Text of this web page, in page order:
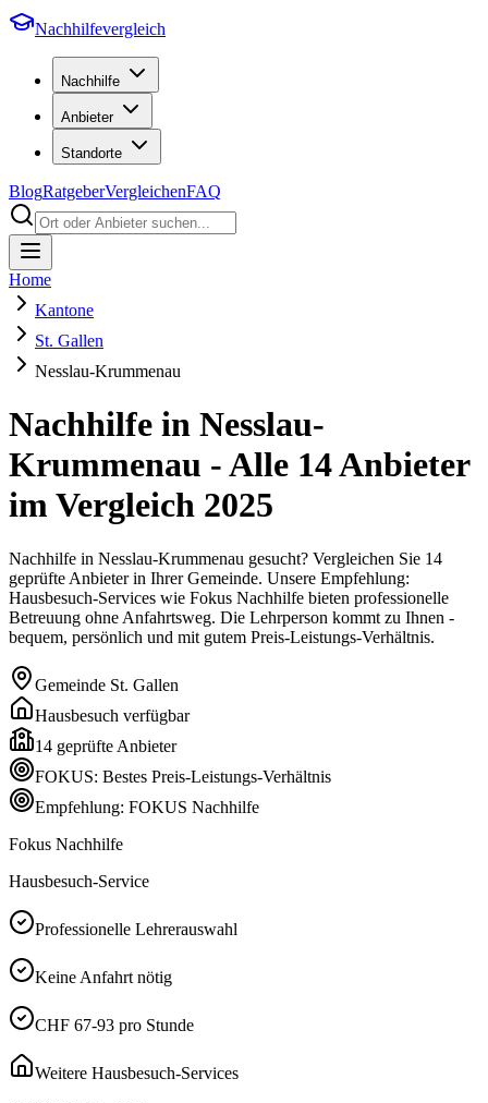
Nachhilfevergleich
Nachhilfe
Anbieter
Standorte
BlogRatgeberVergleichenFAQ
Home
Kantone
St. Gallen
Nesslau-Krummenau
Nachhilfe in Nesslau-
Krummenau - Alle 14Anbieter
im Vergleich 2025
Nachhilfe in Nesslau-Krummenau gesucht? Vergleichen Sie 14
geprüfte Anbieter in Ihrer Gemeinde. Unsere Empfehlung:
Hausbesuch-Services wie Fokus Nachhilfe bieten professionelle
Betreuung ohne Anfahrtsweg. Die Lehrperson kommt zu Ihnen -
bequem, persönlich und mit gutem Preis-Leistungs-Verhältnis.
Gemeinde St. Gallen
Hausbesuch verfügbar
14 geprüfte Anbieter
FOKUS: Bestes Preis-Leistungs-Verhältnis
Empfehlung: FOKUS Nachhilfe
Fokus Nachhilfe
Hausbesuch-Service
Professionelle Lehrerauswahl
Keine Anfahrt nötig
CHF 67-93 pro Stunde
Weitere Hausbesuch-Services